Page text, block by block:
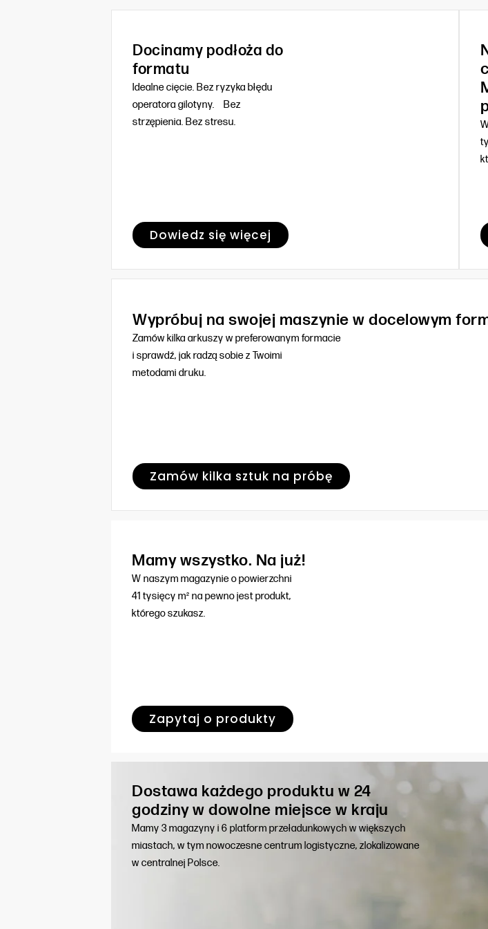
Docinamy podłoża do
formatu
Idealne cięcie. Bez ryzyka błędu
operatora gilotyny. Bez
strzępienia. Bez stresu.
Dowiedz się więcej
Wypróbuj na swojej maszynie w docelowym
Zamów kilka arkuszy w preferowanym formacie
i sprawdź, jak radzą sobie z Twoimi
metodami druku.
Zamów kilka sztuk na próbę
Mamy wszystko. Na już!
W naszym magazynie o powierzchni
41 tysięcy m² na pewno jest produkt,
którego szukasz.
Zapytaj o produkty
Dostawa każdego produktu w 24
godziny w dowolne miejsce w kraju
Mamy 3 magazyny i 6 platform przeładunkowych w większych
miastach, w tym nowoczesne centrum logistyczne, zlokalizowane
w centralnej Polsce.